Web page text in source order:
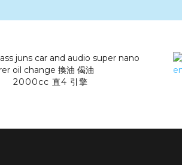
2000cc 直4 引擎